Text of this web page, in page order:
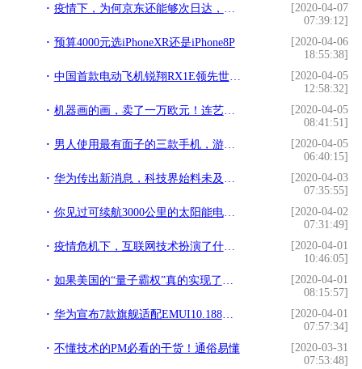
疫情下，为何京东还能够次日达，别的平台甚至都不会发货。
[2020-04-07
07:39:12]
预算4000元选iPhoneXR还是iPhone8P
[2020-04-06
18:55:38]
中国首款电动飞机锐翔RX1E领先世界，一小时的飞行成本仅需17元
[2020-04-05
12:58:32]
机器画的画，卖了一万欧元！连艺术家也要被人工智能替代了吗？
[2020-04-05
08:41:51]
男人使用最有面子的三款手机，游戏性能强悍，用三五年不过时
[2020-04-05
06:40:15]
华为传出新消息，科技界始料未及：新风暴说来就来
[2020-04-03
07:35:55]
你见过可续航3000公里的太阳能电动车吗？汽车加满油都达不到
[2020-04-02
07:31:49]
疫情危机下，互联网技术扮演了什么角色
[2020-04-01
10:46:05]
如果美国的“量子霸权”真的实现了，比特币的路是否还光明？
[2020-04-01
08:15:57]
华为宣布7款旗舰适配EMUI10.188正式版系统，有你的手机吗？
[2020-04-01
07:57:34]
不懂技术的PM必看的干货！通俗易懂
[2020-03-31
07:53:48]